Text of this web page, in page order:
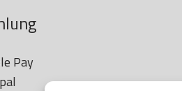
Pay